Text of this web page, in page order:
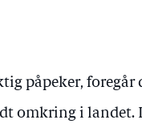
påpeker, foregår
omkring i landet. I